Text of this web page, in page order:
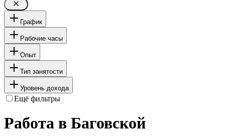
График
Рабочие часы
Опыт
Тип занятости
Уровень дохода
Ещё фильтры
Работа в Баговской